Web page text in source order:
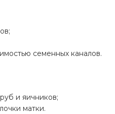
семенных каналов.
и яичников;
матки.